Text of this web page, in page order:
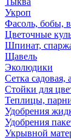
Укроп
Фасоль, бобы,
Цветочные
Шпинат,
Щавель
Эколюдики
Сетка садовая,
Стойки для
Теплицы,
Удобрения
Удобрения
Укрывной